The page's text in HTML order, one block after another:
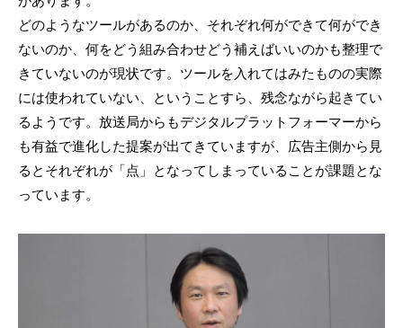
どのようなツールがあるのか、それぞれ何ができて何ができ
ないのか、何をどう組み合わせどう補えばいいのかも整理で
きていないのが現状です。ツールを入れてはみたものの実際
には使われていない、ということすら、残念ながら起きてい
るようです。放送局からもデジタルプラットフォーマーから
も有益で進化した提案が出てきていますが、広告主側から見
るとそれぞれが「点」となってしまっていることが課題とな
っています。